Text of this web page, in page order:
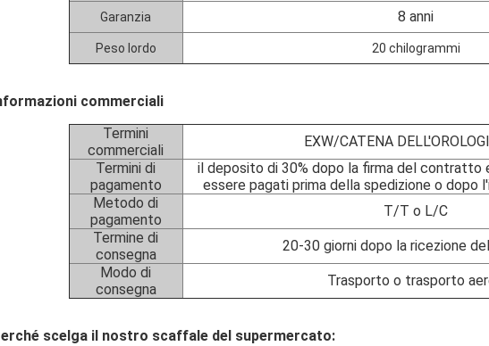
Garanzia 8 anni
Peso lordo 20 chilogrammi
commerciali
Termini
commerciali
EXW/CATENA
Termini di
pagamento
il deposito di 30% dopo la firma del contratto
essere pagati prima della spedizione o dopo
Metodo di
pagamento
T/T o L/C
Termine di
consegna
20-30 giorni dopo la ricezione
Modo di
consegna
Trasporto o trasporto
scelga il nostro scaffale del supermercato: